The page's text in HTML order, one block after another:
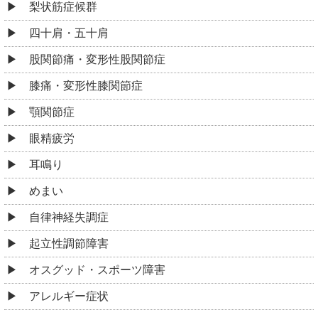
梨状筋症候群
四十肩・五十肩
股関節痛・変形性股関節症
膝痛・変形性膝関節症
顎関節症
眼精疲労
耳鳴り
めまい
自律神経失調症
起立性調節障害
オスグッド・スポーツ障害
アレルギー症状